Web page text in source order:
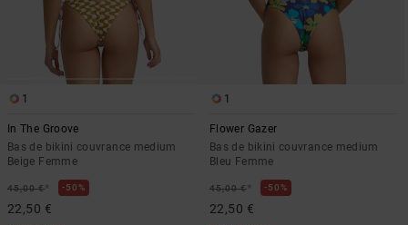
1
In The Groove
Bas de bikini couvrance medium
Beige Femme
45,00 €* 50%
22,50 €
1
Flower Gazer
Bas de bikini couvrance medium
Bleu Femme
45,00 €* 50%
22,50 €